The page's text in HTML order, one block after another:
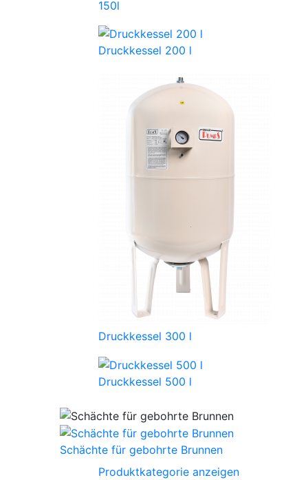
150l
Druckkessel 200 l
Druckkessel 300 l
Druckkessel 500 l
Schächte für gebohrte Brunnen
Produktkategorie anzeigen